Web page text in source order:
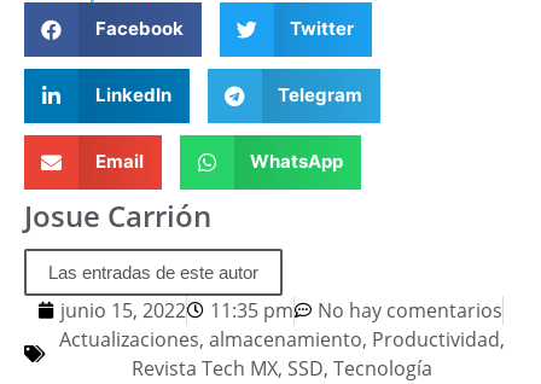
Facebook Twitter
LinkedIn Telegram
Email WhatsApp
Josue Carrión
Las entradas de este autor
junio 15, 2022 11:35 pm
No hay comentarios
Actualizaciones, almacenamiento, Productividad,
Revista Tech MX, SSD, Tecnología